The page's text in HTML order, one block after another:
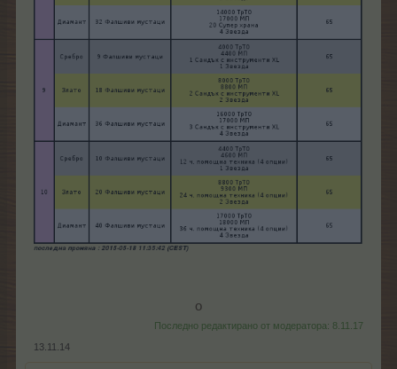
о​
Последно редактирано от модератора: 8.11.17
13.11.14